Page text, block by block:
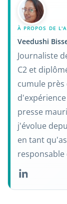
À PROPOS DE
Veedushi
Journaliste
C2 et
cumule
presse
j'évolue
en tant